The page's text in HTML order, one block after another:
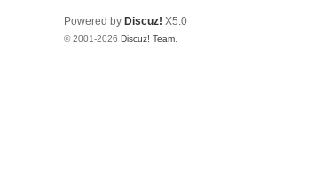
Powered by Discuz! X5.0
© 2001-2026 Discuz! Team